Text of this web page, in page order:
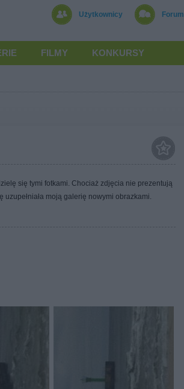
Użytkownicy Forum
FILMY KONKURSY
się tymi fotkami. Chociaż zdjęcia nie prezentują
moją galerię nowymi obrazkami.